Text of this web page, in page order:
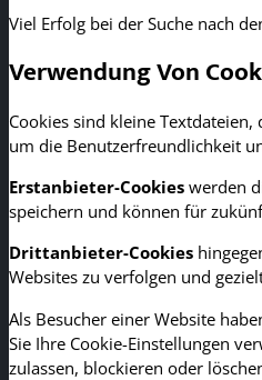
Viel Erfolg bei der Suche nach
Verwendung Von
Cookies sind kleine
um die Benutzerfreundlichkeit
Erstanbieter-Cookies werden
speichern und können für
Drittanbieter-Cookies
Websites zu verfolgen und
Als Besucher einer Website
Sie Ihre Cookie-Einstellungen
zulassen, blockieren oder